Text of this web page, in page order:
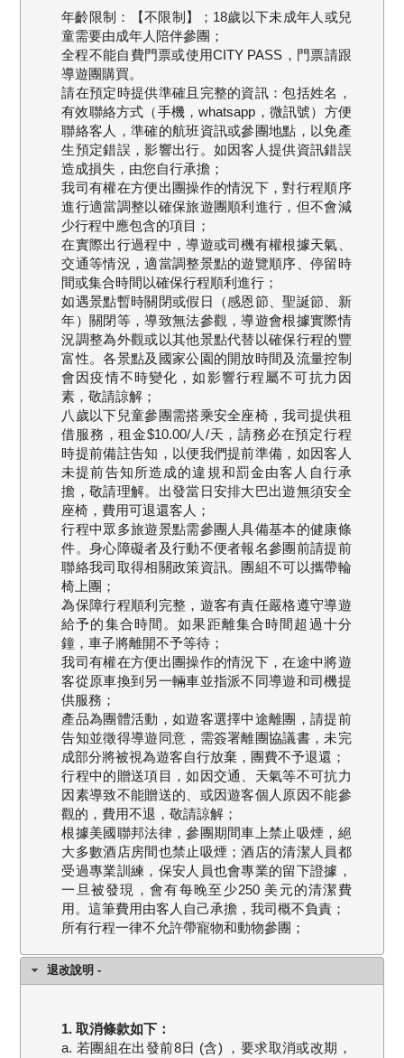
年齡限制：【不限制】；18歲以下未成年人或兒
童需要由成年人陪伴參團；
全程不能自費門票或使用CITY PASS，門票請跟
導遊團購買。
請在預定時提供準確且完整的資訊：包括姓名，
有效聯絡方式（手機，whatsapp，微訊號）方便
聯絡客人，準確的航班資訊或參團地點，以免產
生預定錯誤，影響出行。如因客人提供資訊錯誤
造成損失，由您自行承擔；
我司有權在方便出團操作的情況下，對行程順序
進行適當調整以確保旅遊團順利進行，但不會減
少行程中應包含的項目；
在實際出行過程中，導遊或司機有權根據天氣、
交通等情況，適當調整景點的遊覽順序、停留時
間或集合時間以確保行程順利進行；
如遇景點暫時關閉或假日（感恩節、聖誕節、新
年）關閉等，導致無法參觀，導遊會根據實際情
況調整為外觀或以其他景點代替以確保行程的豐
富性。各景點及國家公園的開放時間及流量控制
會因疫情不時變化，如影響行程屬不可抗力因
素，敬請諒解；
八歲以下兒童參團需搭乘安全座椅，我司提供租
借服務，租金$10.00/人/天，請務必在預定行程
時提前備註告知，以便我們提前準備，如因客人
未提前告知所造成的違規和罰金由客人自行承
擔，敬請理解。出發當日安排大巴出遊無須安全
座椅，費用可退還客人；
行程中眾多旅遊景點需參團人具備基本的健康條
件。身心障礙者及行動不便者報名參團前請提前
聯絡我司取得相關政策資訊。團組不可以攜帶輪
椅上團；
為保障行程順利完整，遊客有責任嚴格遵守導遊
給予的集合時間。如果距離集合時間超過十分
鐘，車子將離開不予等待；
我司有權在方便出團操作的情況下，在途中將遊
客從原車換到另一輛車並指派不同導遊和司機提
供服務；
產品為團體活動，如遊客選擇中途離團，請提前
告知並徵得導遊同意，需簽署離團協議書，未完
成部分將被視為遊客自行放棄，團費不予退還；
行程中的贈送項目，如因交通、天氣等不可抗力
因素導致不能贈送的、或因遊客個人原因不能參
觀的，費用不退，敬請諒解；
根據美國聯邦法律，參團期間車上禁止吸煙，絕
大多數酒店房間也禁止吸煙；酒店的清潔人員都
受過專業訓練，保安人員也會專業的留下證據，
一旦被發現，會有每晚至少250 美元的清潔費
用。這筆費用由客人自己承擔，我司概不負責；
所有行程一律不允許帶寵物和動物參團；
退改說明 -
1. 取消條款如下：
a. 若團組在出發前8日 (含) ，要求取消或改期，